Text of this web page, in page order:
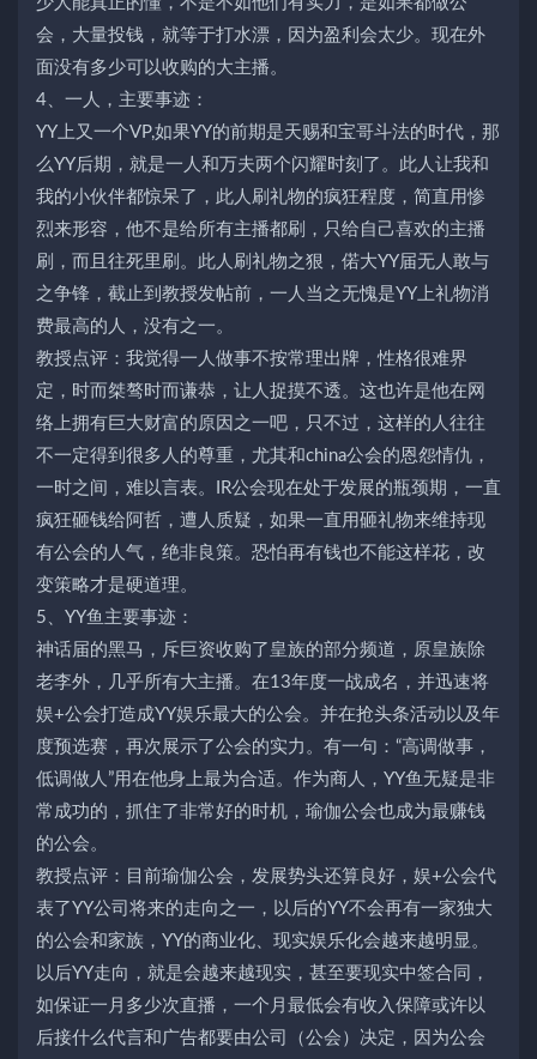
会，大量投钱，就等于打水漂，因为盈利会太少。现在外
面没有多少可以收购的大主播。
4、一人，主要事迹：
YY上又一个VP,如果YY的前期是天赐和宝哥斗法的时代，那
么YY后期，就是一人和万夫两个闪耀时刻了。此人让我和
我的小伙伴都惊呆了，此人刷礼物的疯狂程度，简直用惨
烈来形容，他不是给所有主播都刷，只给自己喜欢的主播
刷，而且往死里刷。此人刷礼物之狠，偌大YY届无人敢与
之争锋，截止到教授发帖前，一人当之无愧是YY上礼物消
费最高的人，没有之一。
教授点评：我觉得一人做事不按常理出牌，性格很难界
定，时而桀骜时而谦恭，让人捉摸不透。这也许是他在网
络上拥有巨大财富的原因之一吧，只不过，这样的人往往
不一定得到很多人的尊重，尤其和china公会的恩怨情仇，
一时之间，难以言表。IR公会现在处于发展的瓶颈期，一直
疯狂砸钱给阿哲，遭人质疑，如果一直用砸礼物来维持现
有公会的人气，绝非良策。恐怕再有钱也不能这样花，改
变策略才是硬道理。
5、YY鱼主要事迹：
神话届的黑马，斥巨资收购了皇族的部分频道，原皇族除
老李外，几乎所有大主播。在13年度一战成名，并迅速将
娱+公会打造成YY娱乐最大的公会。并在抢头条活动以及年
度预选赛，再次展示了公会的实力。有一句：“高调做事，
低调做人”用在他身上最为合适。作为商人，YY鱼无疑是非
常成功的，抓住了非常好的时机，瑜伽公会也成为最赚钱
的公会。
教授点评：目前瑜伽公会，发展势头还算良好，娱+公会代
表了YY公司将来的走向之一，以后的YY不会再有一家独大
的公会和家族，YY的商业化、现实娱乐化会越来越明显。
以后YY走向，就是会越来越现实，甚至要现实中签合同，
如保证一月多少次直播，一个月最低会有收入保障或许以
后接什么代言和广告都要由公司（公会）决定，因为公会